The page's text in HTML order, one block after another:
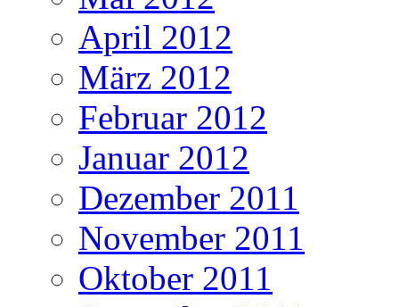
April 2012
März 2012
Februar 2012
Januar 2012
Dezember 2011
November 2011
Oktober 2011